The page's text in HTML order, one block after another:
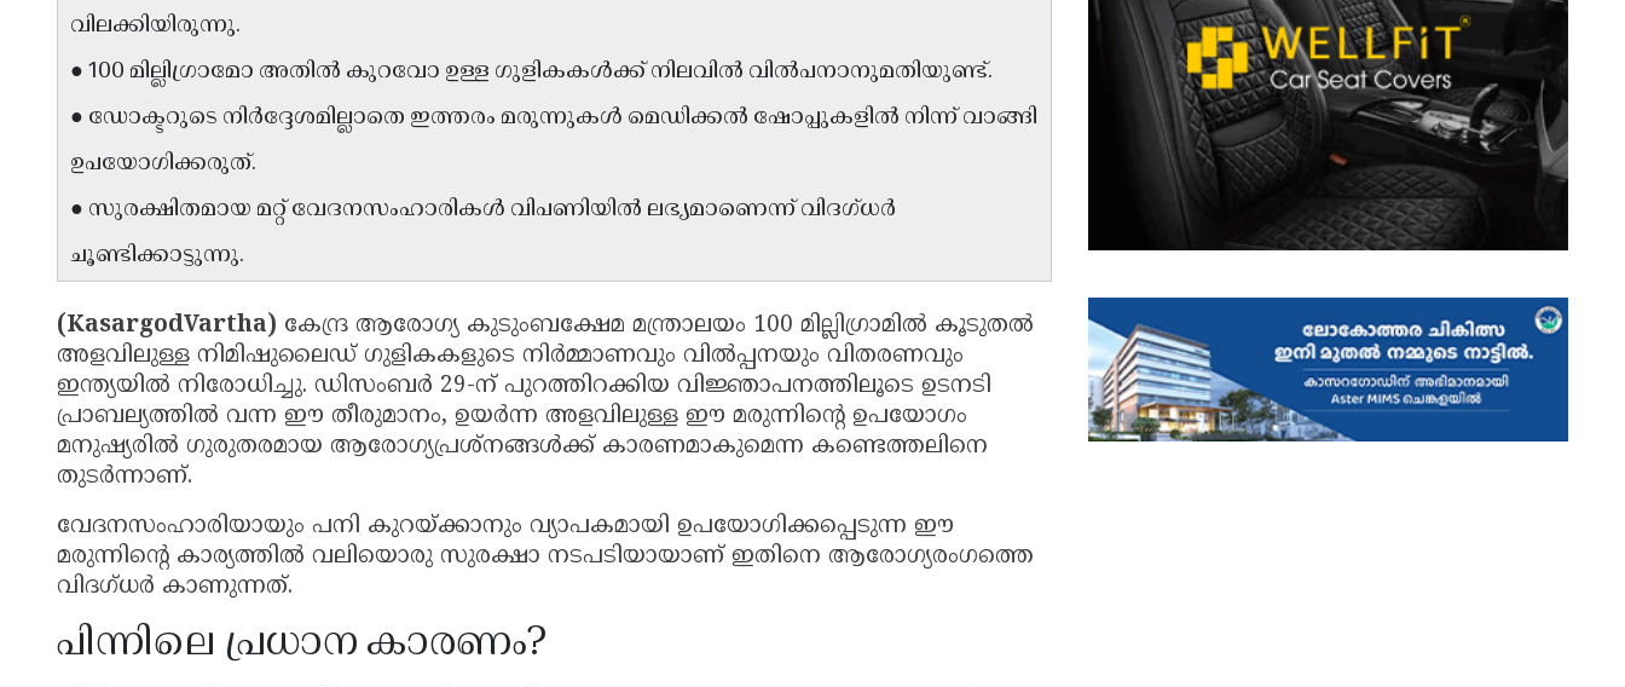
വിലക്കിയിരുന്നു.
● 100 മില്ലിഗ്രാമോ അതിൽ കുറവോ ഉള്ള ഗുളികകൾക്ക് നിലവിൽ വിൽപനാനുമതിയുണ്ട്.
● ഡോക്ടറുടെ നിർദ്ദേശമില്ലാതെ ഇത്തരം മരുന്നുകൾ മെഡിക്കൽ ഷോപ്പുകളിൽ നിന്ന് വാങ്ങി
ഉപയോഗിക്കരുത്.
● സുരക്ഷിതമായ മറ്റ് വേദനസംഹാരികൾ വിപണിയിൽ ലഭ്യമാണെന്ന് വിദഗ്ധർ
ചൂണ്ടിക്കാട്ടുന്നു.
(KasargodVartha) കേന്ദ്ര ആരോഗ്യ കുടുംബക്ഷേമ മന്ത്രാലയം 100 മില്ലിഗ്രാമിൽ കൂടുതൽ
അളവിലുള്ള നിമിഷുലൈഡ് ഗുളികകളുടെ നിർമ്മാണവും വിൽപ്പനയും വിതരണവും
ഇന്ത്യയിൽ നിരോധിച്ചു. ഡിസംബർ 29-ന് പുറത്തിറക്കിയ വിജ്ഞാപനത്തിലൂടെ ഉടനടി
പ്രാബല്യത്തിൽ വന്ന ഈ തീരുമാനം, ഉയർന്ന അളവിലുള്ള ഈ മരുന്നിന്റെ ഉപയോഗം
മനുഷ്യരിൽ ഗുരുതരമായ ആരോഗ്യപ്രശ്നങ്ങൾക്ക് കാരണമാകുമെന്ന കണ്ടെത്തലിനെ
തുടർന്നാണ്.
വേദനസംഹാരിയായും പനി കുറയ്ക്കാനും വ്യാപകമായി ഉപയോഗിക്കപ്പെടുന്ന ഈ
മരുന്നിന്റെ കാര്യത്തിൽ വലിയൊരു സുരക്ഷാ നടപടിയായാണ് ഇതിനെ ആരോഗ്യരംഗത്തെ
വിദഗ്ധർ കാണുന്നത്.
പിന്നിലെ പ്രധാന കാരണം?